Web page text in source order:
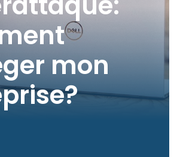
mon